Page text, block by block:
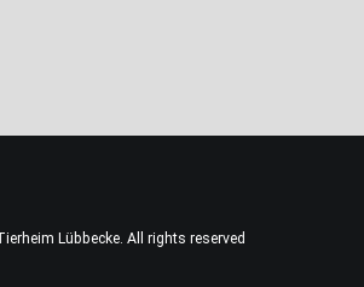
Lübbecke. All rights reserved